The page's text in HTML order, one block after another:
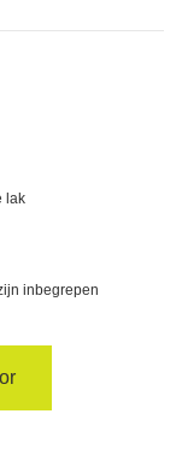
lak
inbegrepen